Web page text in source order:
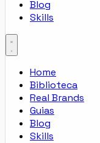
Blog
Skills
Home
Biblioteca
Real Brands
Guias
Blog
Skills